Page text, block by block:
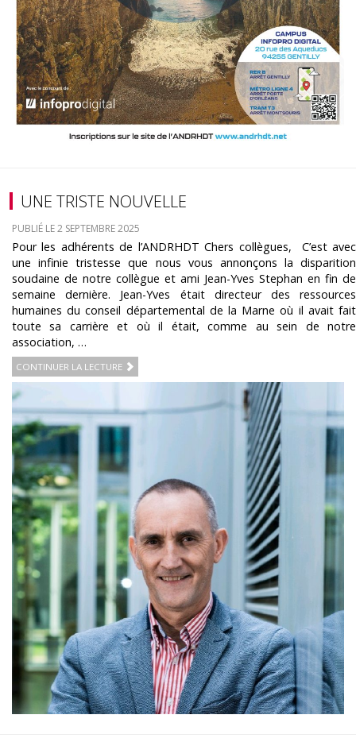
UNE TRISTE NOUVELLE
PUBLIÉ LE 2 SEPTEMBRE 2025
Pour les adhérents de l’ANDRHDT Chers collègues, C’est avec
une infinie tristesse que nous vous annonçons la disparition
soudaine de notre collègue et ami Jean-Yves Stephan en fin de
semaine dernière. Jean-Yves était directeur des ressources
humaines du conseil départemental de la Marne où il avait fait
toute sa carrière et où il était, comme au sein de notre
association, …
CONTINUER LA LECTURE